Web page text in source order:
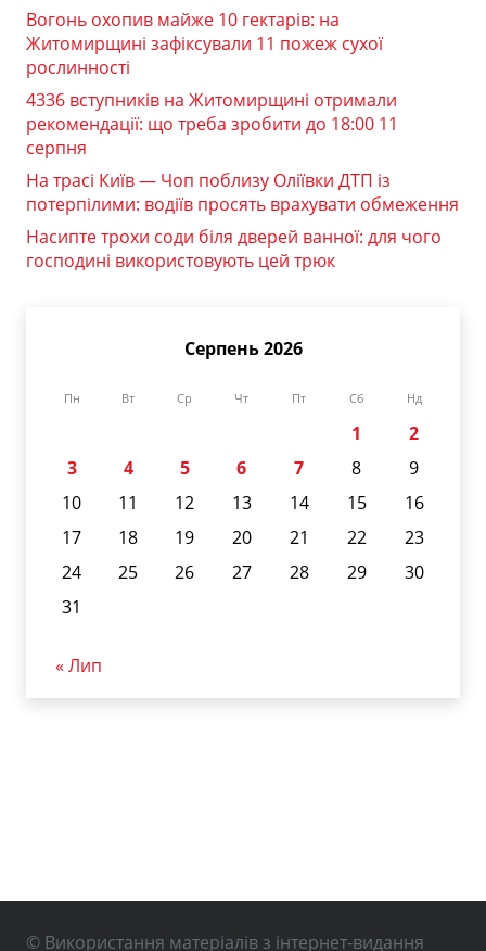
Вогонь охопив майже 10 гектарів: на
Житомирщині зафіксували 11 пожеж сухої
рослинності
4336 вступників на Житомирщині отримали
рекомендації: що треба зробити до 18:00 11
серпня
На трасі Київ — Чоп поблизу Оліївки ДТП із
потерпілими: водіїв просять врахувати обмеження
Насипте трохи соди біля дверей ванної: для чого
господині використовують цей трюк
Серпень 2026
Пн Вт Ср Чт Пт Сб Нд
1
2
3
4 5 6 7 8
9
10
11 12 13 14 15
16
17
18 19 20 21 22
23
24
25 26 27 28 29
30
31
« Лип
© Використання матеріалів з інтернет-видання